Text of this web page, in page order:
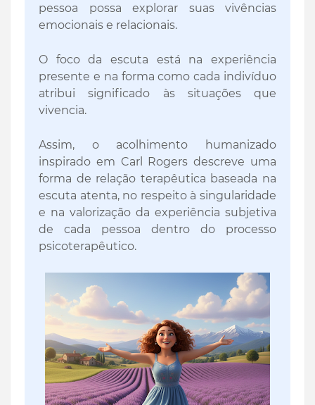
pessoa possa explorar suas vivências
emocionais e relacionais.
O foco da escuta está na experiência
presente e na forma como cada indivíduo
atribui significado às situações que
vivencia.
Assim, o acolhimento humanizado
inspirado em Carl Rogers descreve uma
forma de relação terapêutica baseada na
escuta atenta, no respeito à singularidade
e na valorização da experiência subjetiva
de cada pessoa dentro do processo
psicoterapêutico.